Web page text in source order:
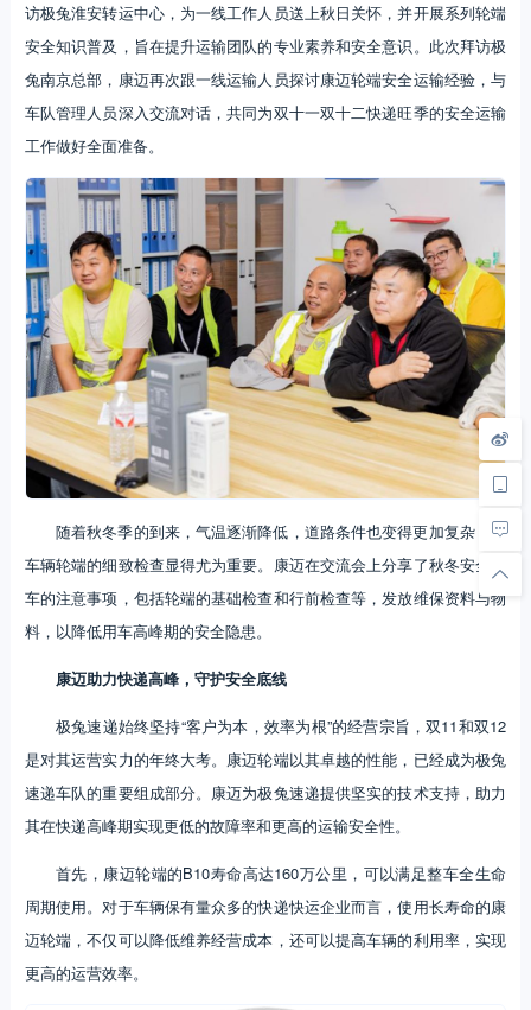
访极兔淮安转运中心，为一线工作人员送上秋日关怀，并开展系列轮端
安全知识普及，旨在提升运输团队的专业素养和安全意识。此次拜访极
兔南京总部，康迈再次跟一线运输人员探讨康迈轮端安全运输经验，与
车队管理人员深入交流对话，共同为双十一双十二快递旺季的安全运输
工作做好全面准备。
随着秋冬季的到来，气温逐渐降低，道路条件也变得更加复杂，对
车辆轮端的细致检查显得尤为重要。康迈在交流会上分享了秋冬安全行
车的注意事项，包括轮端的基础检查和行前检查等，发放维保资料与物
料，以降低用车高峰期的安全隐患。
康迈助力快递高峰，守护安全底线
极兔速递始终坚持“客户为本，效率为根”的经营宗旨，双11和双12
是对其运营实力的年终大考。康迈轮端以其卓越的性能，已经成为极兔
速递车队的重要组成部分。康迈为极兔速递提供坚实的技术支持，助力
其在快递高峰期实现更低的故障率和更高的运输安全性。
首先，康迈轮端的B10寿命高达160万公里，可以满足整车全生命
周期使用。对于车辆保有量众多的快递快运企业而言，使用长寿命的康
迈轮端，不仅可以降低维养经营成本，还可以提高车辆的利用率，实现
更高的运营效率。